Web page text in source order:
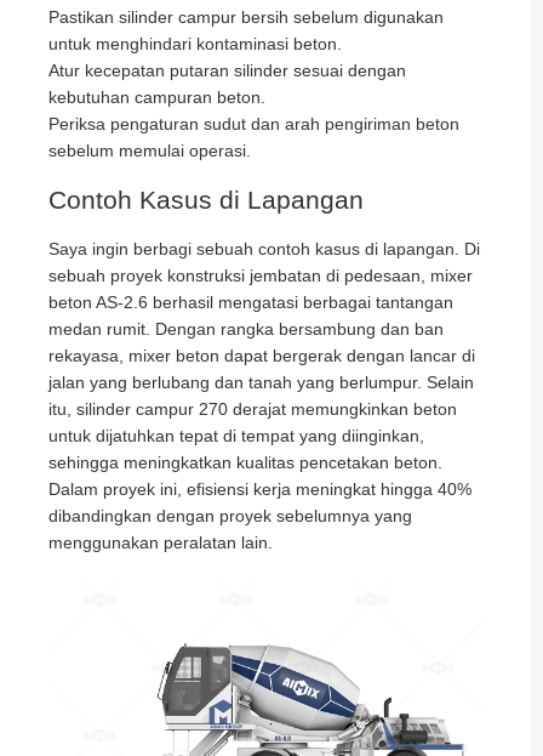
Pastikan silinder campur bersih sebelum digunakan
untuk menghindari kontaminasi beton.
Atur kecepatan putaran silinder sesuai dengan
kebutuhan campuran beton.
Periksa pengaturan sudut dan arah pengiriman beton
sebelum memulai operasi.
Contoh Kasus di Lapangan
Saya ingin berbagi sebuah contoh kasus di lapangan. Di
sebuah proyek konstruksi jembatan di pedesaan, mixer
beton AS-2.6 berhasil mengatasi berbagai tantangan
medan rumit. Dengan rangka bersambung dan ban
rekayasa, mixer beton dapat bergerak dengan lancar di
jalan yang berlubang dan tanah yang berlumpur. Selain
itu, silinder campur 270 derajat memungkinkan beton
untuk dijatuhkan tepat di tempat yang diinginkan,
sehingga meningkatkan kualitas pencetakan beton.
Dalam proyek ini, efisiensi kerja meningkat hingga 40%
dibandingkan dengan proyek sebelumnya yang
menggunakan peralatan lain.